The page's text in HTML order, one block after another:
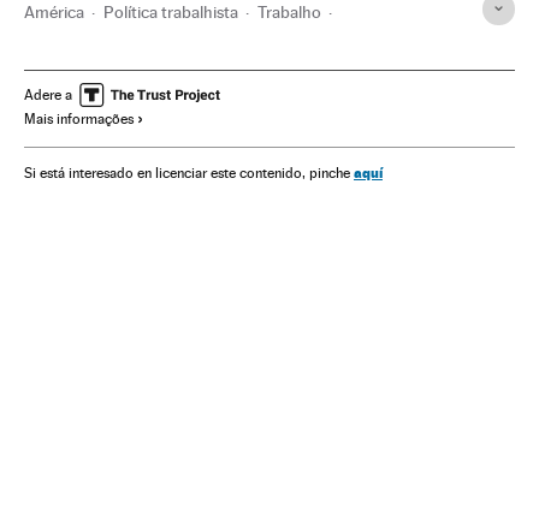
América Política trabalhista Trabalho
Brasil Prestações América do Sul
Segurança Social
Adere a
Mais informações
Si está interesado en licenciar este contenido, pinche aquí